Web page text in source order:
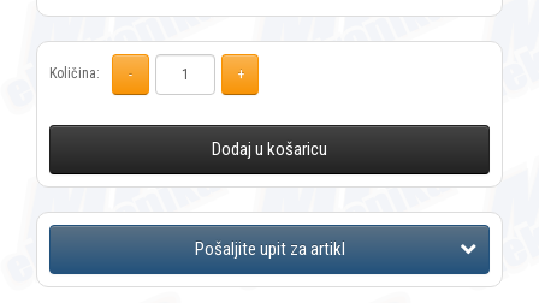
Količina:
Dodaj u košaricu